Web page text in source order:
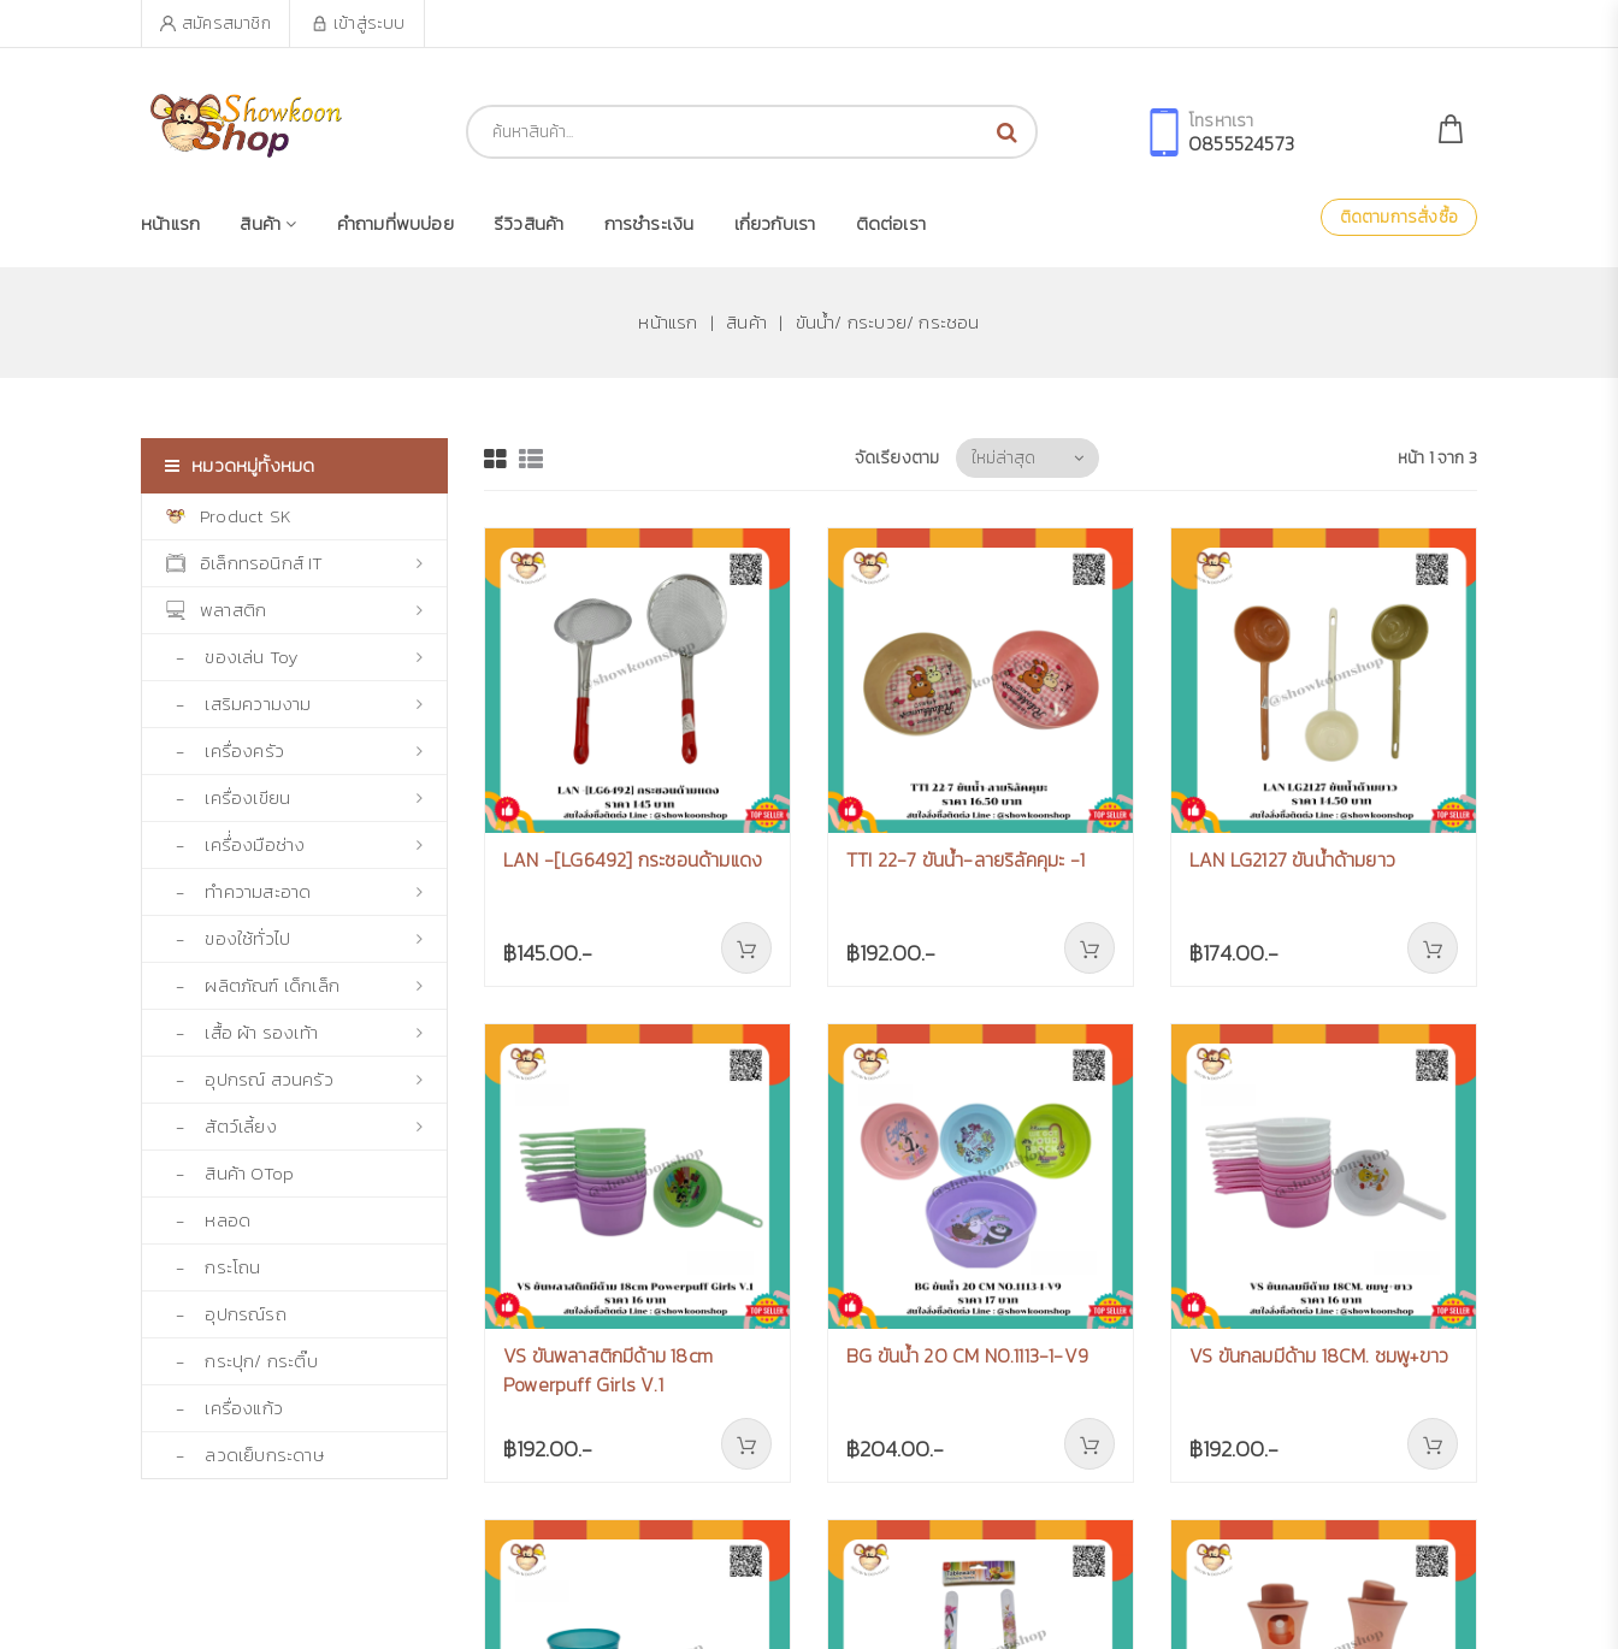
สมัครสมาชิก เข้าสู่ระบบ
โทรหาเรา
0855524573
หน้าแรก สินค้า คำถามที่พบบ่อย รีวิวสินค้า การชำระเงิน เกี่ยวกับเรา ติดต่อเรา ติดตามการสั่งซื้อ
หน้าแรก | สินค้า | ขันน้ำ/ กระบวย/ กระชอน
หมวดหมู่ทั้งหมด
Product SK
อิเล็กทรอนิกส์ IT
พลาสติก
- ของเล่น Toy
- เสริมความงาม
- เครื่องครัว
- เครื่องเขียน
- เครื่่องมือช่าง
- ทำความสะอาด
- ของใช้ทั่วไป
- ผลิตภัณฑ์ เด็กเล็ก
- เสื้อ ผ้า รองเท้า
- อุปกรณ์ สวนครัว
- สัตว์เลี้ยง
- สินค้า OTop
- หลอด
- กระโถน
- อุปกรณ์รถ
- กระปุก/ กระติ๊บ
- เครื่องแก้ว
- ลวดเย็บกระดาษ
จัดเรียงตาม หน้า 1 จาก 3
LAN -[LG6492] กระชอนด้ามแดง
฿145.00.-
TTI 22-7 ขันน้ำ-ลายริลัคคุมะ -1
฿192.00.-
LAN LG2127 ขันน้ำด้ามยาว
฿174.00.-
VS ขันพลาสติกมีด้าม 18cm
Powerpuff Girls V.1
฿192.00.-
BG ขันน้ำ 20 CM NO.1113-1-V9
฿204.00.-
VS ขันกลมมีด้าม 18CM. ชมพู+ขาว
฿192.00.-